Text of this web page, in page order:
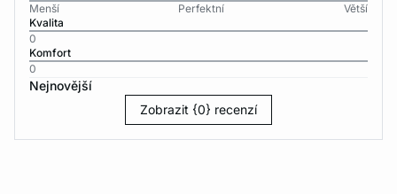
Menší
Perfektní
Větší
Kvalita
0
Komfort
0
Nejnovější
Zobrazit {0} recenzí